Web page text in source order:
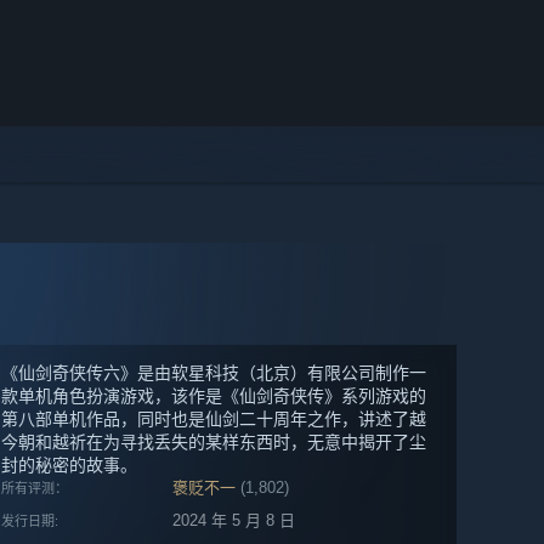
《仙剑奇侠传六》是由软星科技（北京）有限公司制作一
款单机角色扮演游戏，该作是《仙剑奇侠传》系列游戏的
第八部单机作品，同时也是仙剑二十周年之作，讲述了越
今朝和越祈在为寻找丢失的某样东西时，无意中揭开了尘
封的秘密的故事。
所有评测： 褒贬不一 (1,802)
发行日期: 2024 年 5 月 8 日